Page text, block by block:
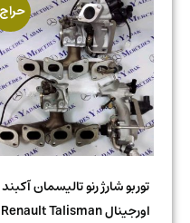
حراج!
توربو شارژ رنو تالیسمان آکبند
اورجینال Renault Talisman